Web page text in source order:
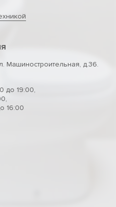
Машиностроительная, д.36.
до 19:00,
16:00